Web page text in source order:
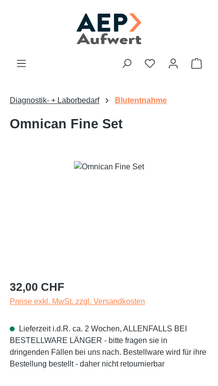
Du hast 0
Diagnostik- + Laborbedarf Blutentnahme
Omnican Fine Set
Bildergalerie überspringen
Regulärer Preis:
32,00 CHF
Preise exkl. MwSt. zzgl. Versandkosten
Lieferzeit i.d.R. ca. 2 Wochen, ALLENFALLS BEI
BESTELLWARE LÄNGER - bitte fragen sie in
dringenden Fällen bei uns nach. Bestellware wird für ihre
Bestellung bestellt - daher nicht retournierbar